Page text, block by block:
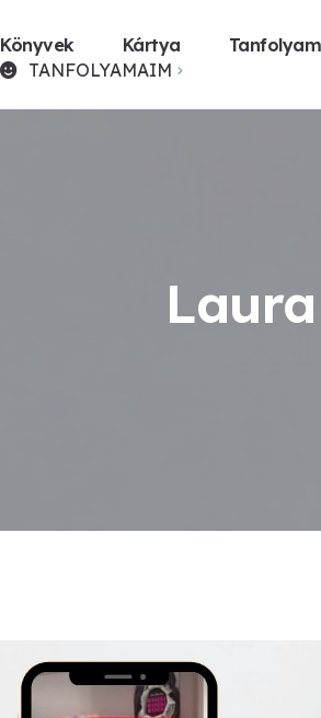
Könyvek Kártya
TANFOLYAMAIM